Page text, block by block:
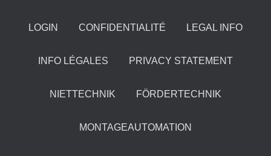
LOGIN CONFIDENTIALITÉ LEGAL INFO
INFO LÉGALES PRIVACY STATEMENT
NIETTECHNIK FÖRDERTECHNIK
MONTAGEAUTOMATION